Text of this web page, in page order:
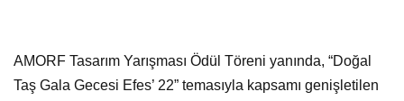
AMORF Tasarım Yarışması Ödül Töreni yanında, “Doğal
Taş Gala Gecesi Efes’ 22” temasıyla kapsamı genişletilen